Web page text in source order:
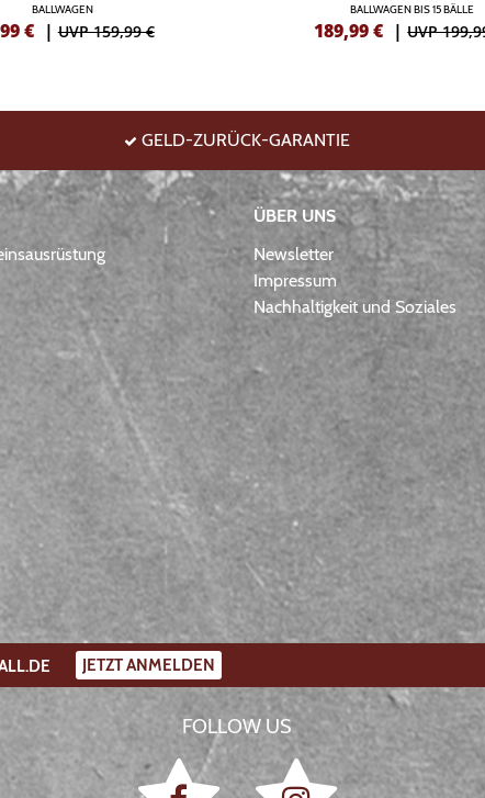
BALLWAGEN
€ |UVP 159,99 €
BALLWAGEN BIS 15 BÄLLE
189,99€ |UVP
GELD-ZURÜCK-GARANTIE
ÜBER UNS
Newsletter
Impressum
Nachhaltigkeit und Soziales
JETZT ANMELDEN
FOLLOW US